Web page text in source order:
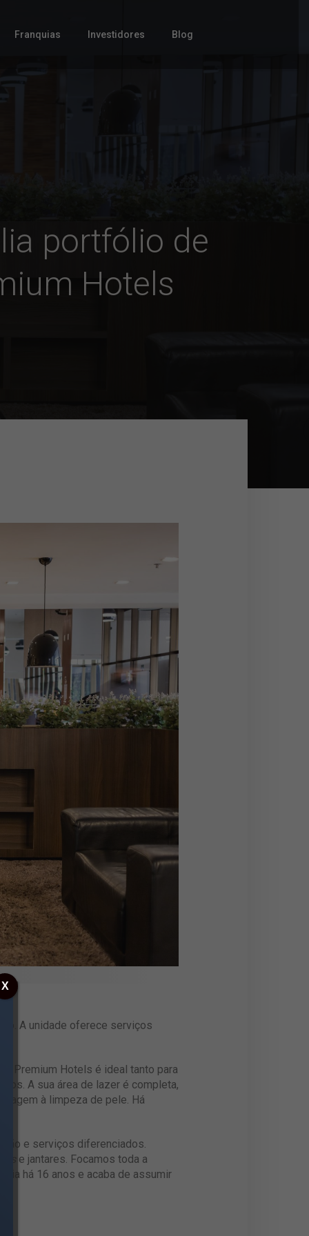
Franquias Investidores Blog
portfólio de
Hotels
A unidade oferece serviços
Premium Hotels é ideal tanto para
A sua área de lazer é completa,
à limpeza de pele. Há
e serviços diferenciados.
e jantares. Focamos toda a
há 16 anos e acaba de assumir
X